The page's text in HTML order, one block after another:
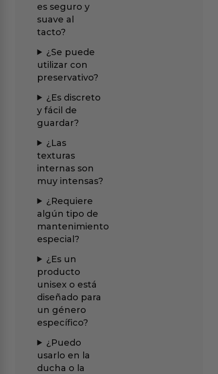
es seguro y
suave al
tacto?
¿Se puede
utilizar con
preservativo?
¿Es discreto
y fácil de
guardar?
¿Las
texturas
internas son
muy intensas?
¿Requiere
algún tipo de
mantenimiento
especial?
¿Es un
producto
unisex o está
diseñado para
un género
específico?
¿Puedo
usarlo en la
ducha o la